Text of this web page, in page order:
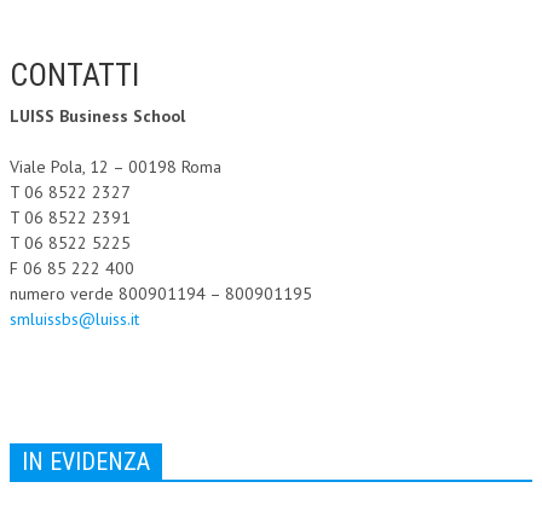
CONTATTI
LUISS Business School
Viale Pola, 12 – 00198 Roma
T 06 8522 2327
T 06 8522 2391
T 06 8522 5225
F 06 85 222 400
numero verde 800901194 – 800901195
smluissbs@luiss.it
IN EVIDENZA